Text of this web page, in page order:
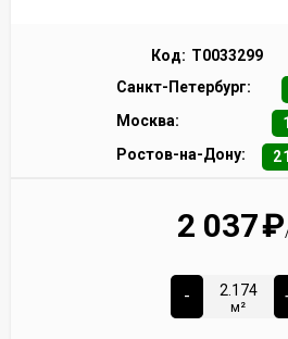
Код: Т0033299
Санкт-Петербург:
Москва:
Ростов-на-Дону:
2 037₽
-
м²